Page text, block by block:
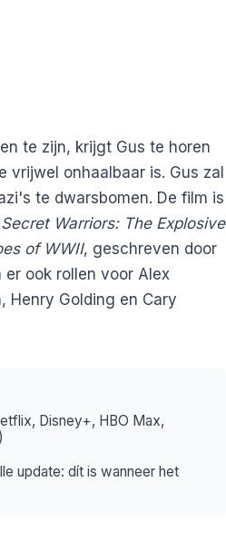
te zijn, krijgt Gus te horen
vrijwel onhaalbaar is. Gus zal
te dwarsbomen. De film is
Warriors: The Explosive
of WWII, geschreven door
er ook rollen voor Alex
Henry Golding en Cary
Disney+, HBO Max,
update: dít is wanneer het